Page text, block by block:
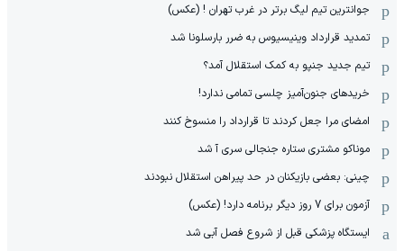
جوانترین تیم لیگ برتر در غرب تهران ! (عکس)
تمدید قرارداد وینیسیوس به ضرر بارسلونا شد
تیم جدید جنپو به کمک استقلال آمد؟
خریدهای جنون‌آمیز چلسی تمامی ندارد!
امضای مرا جعل کردند تا قرارداد را منسوخ کنند
موناکو مشتری ستاره جنجالی سری آ شد
چینی: بعضی بازیکنان در حد پیراهن استقلال نبودند
آزمون برای 7 روز دیگر برنامه دارد! (عکس)
ایستگاه پزشکی قبل از شروع فصل آبی شد